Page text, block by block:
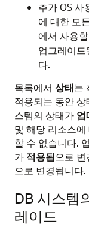
추가 OS 사
에 대한 모
에서 사용
업그레이드
다.
목록에서 상태는
적용되는 동안 상
스템의 상태가 업
및 해당 리소스
할 수 없습니다.
가 적용됨으로
으로 변경됩니다.
DB 시스템
레이드